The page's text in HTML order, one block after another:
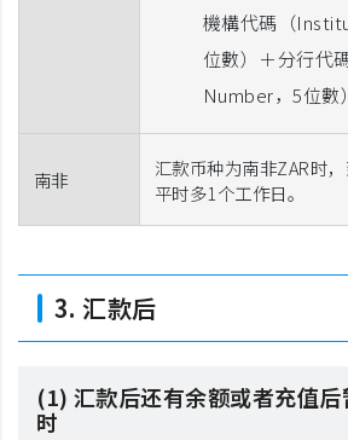
機構代碼（
位數）＋分行代
Number，5位數）
南非
汇款币种为南非ZAR时
平时多1个工作日。
3. 汇款后
(1) 汇款后还有余额或者充值
时